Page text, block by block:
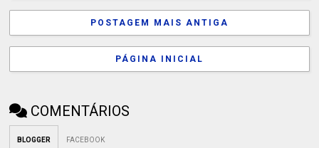
POSTAGEM MAIS ANTIGA
PÁGINA INICIAL
COMENTÁRIOS
BLOGGER FACEBOOK